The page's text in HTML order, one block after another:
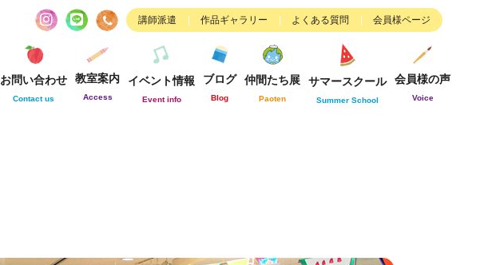
講師派遣 作品ギャラリー よくある質問 会員様ページ
お問い合わせ
Contact us
教室案内
Access
イベント情報
Event info
ブログ
Blog
仲間たち展
Paoten
サマースクール
Summer School
会員様の声
Voice